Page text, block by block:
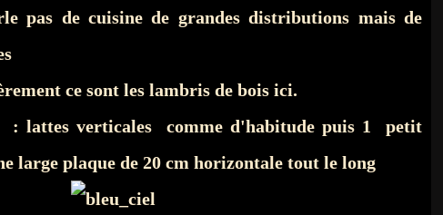
pas de cuisine de grandes distributions mais de
ce sont les lambris de bois ici.
lattes verticales comme d'habitude puis 1 petit
large plaque de 20 cm horizontale tout le long